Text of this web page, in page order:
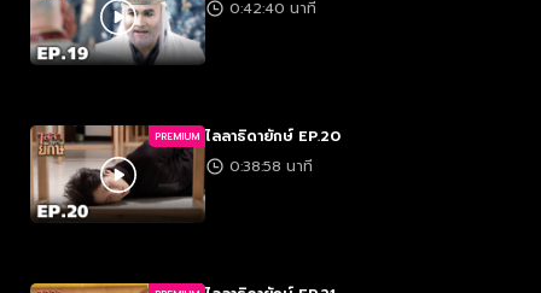
0:42:40 นาที
PREMIUM ไลลาธิดายักษ์ EP.20
0:38:58 นาที